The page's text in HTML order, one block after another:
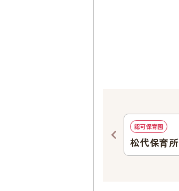
認可保育園
松代保育所